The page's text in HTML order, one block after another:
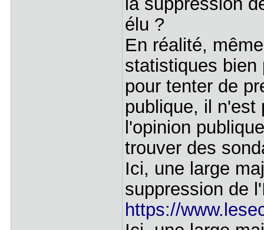
élu ?
En réalité,
statistiques bien
pour tenter de
publique, il n'est
l'opinion
trouver des
Ici, une large
suppression de
https://